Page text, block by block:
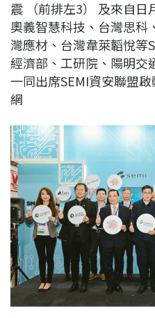
b
o
o
k
a
d
s
e
d
I
n
L
i
n
k
震 （前排左3） 及來自日
奧義智慧科技、台灣思科
灣應材、台灣韋萊韜悅等
經濟部、工研院、陽明交
一同出席SEMI資安聯盟
網